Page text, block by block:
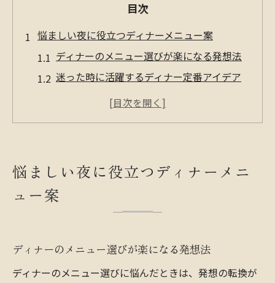
目次
悩ましい夜に役立つディナーメニュー案
ディナーのメニュー選びが楽になる発想法
迷った時に活躍するディナー定番アイデア
え方
簡単おしゃれなディナーの献立発想術
ディナーメニューが簡単に決まる発想術紹
見た目も楽しいディナーの盛り付けポイン
ト
悩ましい夜に役立つディナーメニ
ュー案
ディナーのメニュー選びが楽になる発想法
ディナーのメニュー選びに悩んだときは、発想の転換が